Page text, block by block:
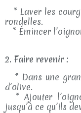
* Laver les
rondelles.
* Émincer
2. Faire revenir :
* Dans une
d’olive.
* Ajouter
jusqu’à ce qu’ils